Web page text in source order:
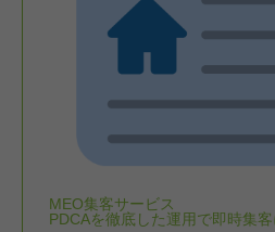
MEO集客サービス
PDCAを徹底した運用で即時集